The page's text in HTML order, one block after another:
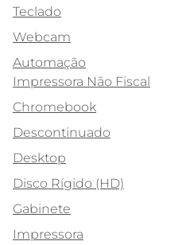
Teclado
Webcam
Automação
Impressora Não Fiscal
Chromebook
Descontinuado
Desktop
Disco Rígido (HD)
Gabinete
Impressora